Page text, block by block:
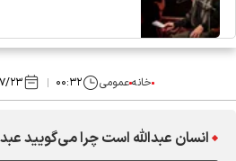
خانهعمومی ۰۰:۳۲ ۱۳۹۳/
انسان عبدالله است چرا مى‌گوييد